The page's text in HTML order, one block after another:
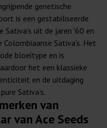
genetische
is een gestabiliseerde
Sativa's uit de jaren '60 en
Sativa's. Het
bloeitype en is
het een klassieke
en de uitdaging
Sativa's.
van
van Ace Seeds